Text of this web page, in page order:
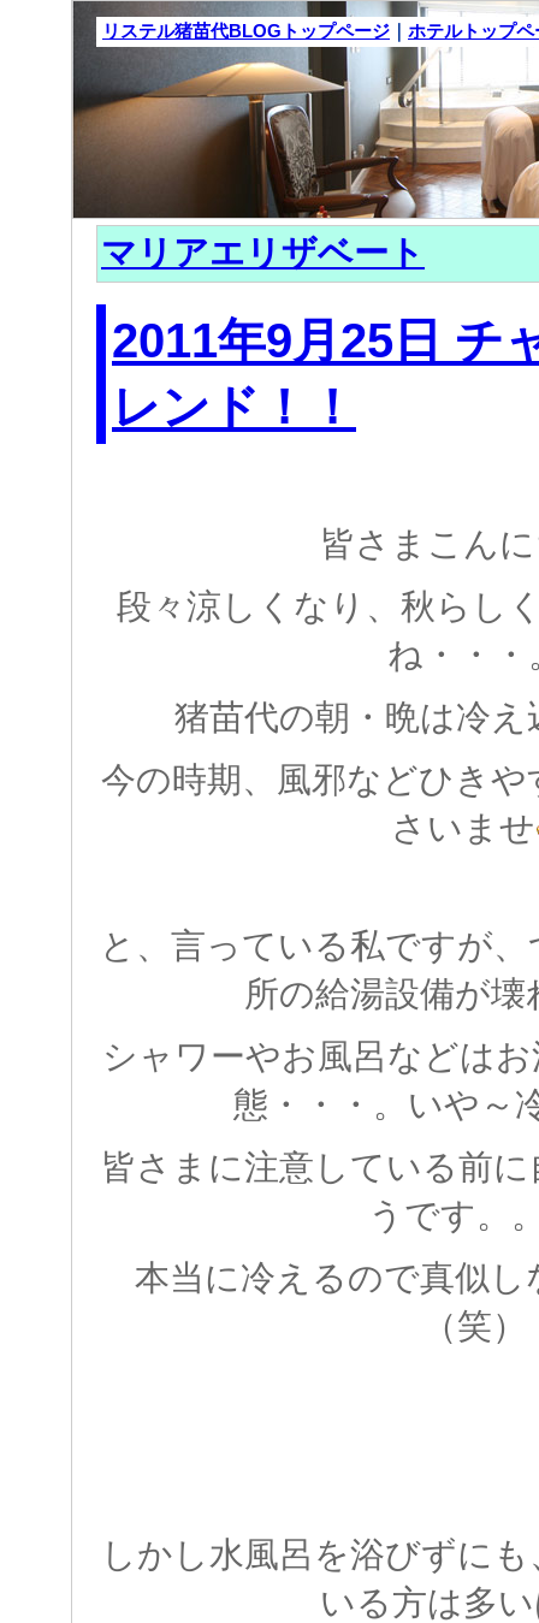
リステル猪苗代BLOGトップページ ｜ ホテルトップペ
マリアエリザベート
2011年9月25日 チ
レンド！！
皆さまこん
段々涼しくなり、秋らし
ね・・・
猪苗代の朝・晩は冷
今の時期、風邪などひき
さいませ
と、言っている私ですが
所の給湯設備が
シャワーやお風呂などは
態・・・。いや～
皆さまに注意している前
うです。
本当に冷えるので真似
（笑）
しかし水風呂を浴びずに
いる方は多